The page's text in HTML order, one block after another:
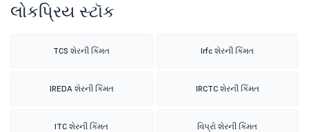
લોકપ્રિય સ્ટૉક
TCS શેરની કિંમત Irfc શેરની કિંમત
IREDA શેરની કિંમત IRCTC શેરની કિંમત
ITC શેરની કિંમત વિપ્રો શેરની કિંમત